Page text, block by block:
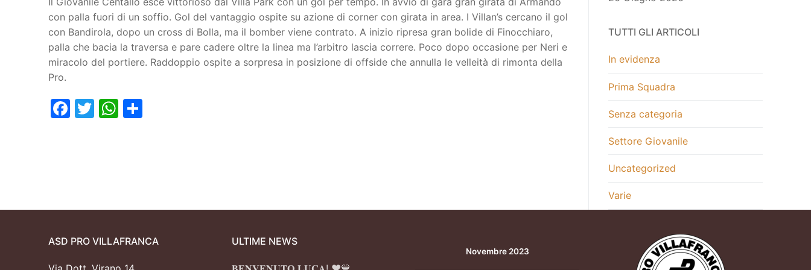
Juniores
con palla fuori di un soffio. Gol del vantaggio ospite su azione di corner con girata in area. I Villan’s cercano il gol
con Bandirola, dopo un cross di Bolla, ma il bomber viene contrato. A inizio ripresa gran bolide di Finocchiaro,
palla che bacia la traversa e pare cadere oltre la linea ma l’arbitro lascia correre. Poco dopo occasione per Neri e
miracolo del portiere. Raddoppio ospite a sorpresa in posizione di offside che annulla le velleità di rimonta della
Pro.
Facebook
TwitterWhatsApp
TUTTI GLI ARTICOLI
In evidenza
Prima Squadra
Senza categoria
Settore Giovanile
Uncategorized
Varie
ASD PRO VILLAFRANCA ULTIME NEWS
Novembre 2023